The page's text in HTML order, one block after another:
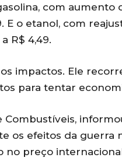
com aumento
E o etanol, com
R$ 4,49.
impactos. Ele
para tentar
Combustíveis,
os efeitos da guerra
no preço